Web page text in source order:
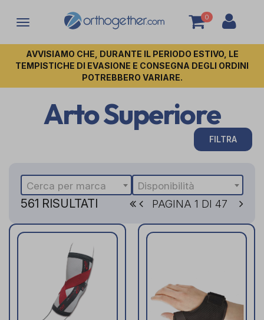
Attiva/disattiva
navigazione
0
AVVISIAMO CHE, DURANTE IL PERIODO ESTIVO, LE
TEMPISTICHE DI EVASIONE E CONSEGNA DEGLI ORDINI
POTREBBERO VARIARE.
Arto Superiore
FILTRA
Cerca per marca Disponibilità
561 RISULTATI PAGINA 1 DI 47